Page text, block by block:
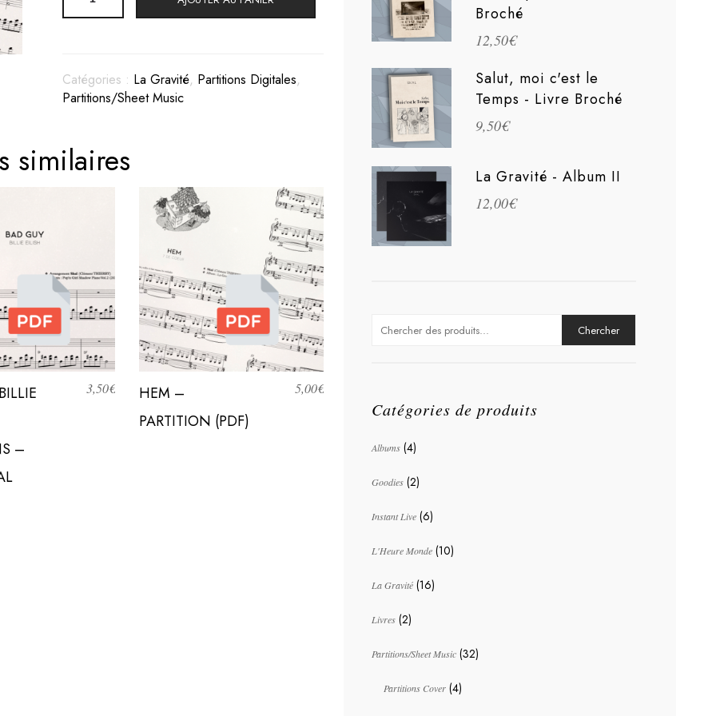
de
La
(PDF)
Catégories : La Gravité, Partitions Digitales,
Partitions/Sheet Music
similaires
–
3,50€
HEM –
PARTITION (PDF)
5,00€
Broché
12,50€
Salut, moi c'est le
Temps - Livre Broché
9,50€
La Gravité - Album II
12,00€
Search
for:
Catégories de produits
Albums (4)
Goodies (2)
Instant Live (6)
L'Heure Monde (10)
La Gravité (16)
Livres (2)
Partitions/Sheet Music (32)
Partitions Cover (4)